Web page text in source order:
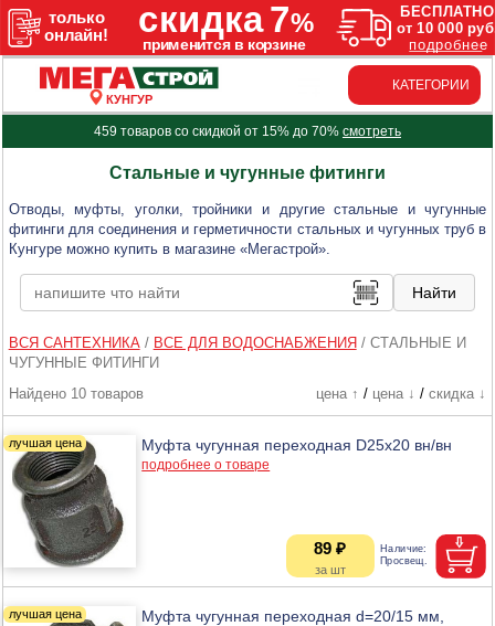
КУНГУР
КАТЕГОРИИ
459 товаров со скидкой от 15% до 70% смотреть
Стальные и чугунные фитинги
Отводы, муфты, уголки, тройники и другие стальные и чугунные
фитинги для соединения и герметичности стальных и чугунных труб в
Кунгуре можно купить в магазине «Мегастрой».
ВСЯ САНТЕХНИКА/ ВСЕ ДЛЯ ВОДОСНАБЖЕНИЯ / СТАЛЬНЫЕ И
ЧУГУННЫЕ ФИТИНГИ
Найдено 10 товаров
цена ↑ / цена ↓ / скидка ↓
Муфта чугунная переходная D25х20 вн/вн
подробнее о товаре
89 ₽
Муфта чугунная переходная d=20/15 мм,